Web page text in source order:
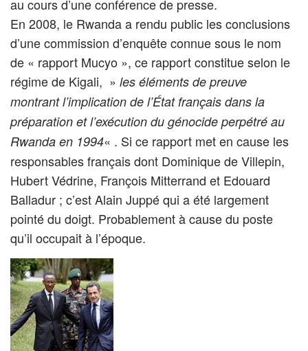
au cours d’une conférence de presse.
En 2008, le Rwanda a rendu public les conclusions
d’une commission d’enquête connue sous le nom
de « rapport Mucyo », ce rapport constitue selon le
régime de Kigali, » les éléments de preuve
montrant l’implication de l’État français dans la
préparation et l’exécution du génocide perpétré au
Rwanda en 1994« . Si ce rapport met en cause les
responsables français dont Dominique de Villepin,
Hubert Védrine, François Mitterrand et Edouard
Balladur ; c’est Alain Juppé qui a été largement
pointé du doigt. Probablement à cause du poste
qu’il occupait à l’époque.